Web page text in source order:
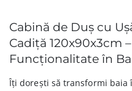
Cabină de Duș cu
Cadiță 120x90x3cm
Funcționalitate în
Îți dorești să transformi